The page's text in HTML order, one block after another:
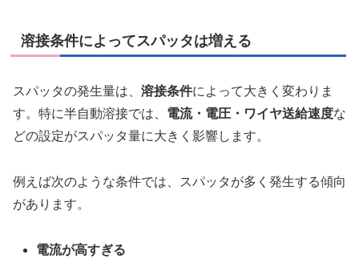
溶接条件によってスパッタは増える
スパッタの発生量は、 溶接条件によって大きく変わりま
す。特に半自動溶接では、 電流・電圧・ワイヤ送給速度な
どの設定がスパッタ量に大きく影響します。
例えば次のような条件では、スパッタが多く発生する傾向
があります。
電流が高すぎる